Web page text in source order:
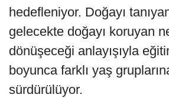
hedefleniyor. Doğayı
gelecekte doğayı koruyan
dönüşeceği anlayışıyla
boyunca farklı yaş
sürdürülüyor.